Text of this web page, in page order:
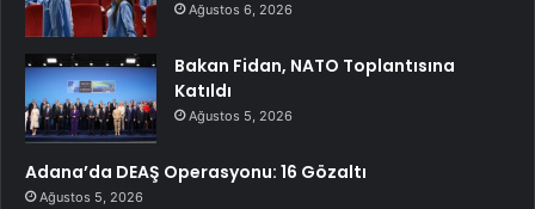
Ağustos 6, 2026
Bakan Fidan, NATO Toplantısına
Katıldı
Ağustos 5, 2026
Adana’da DEAŞ Operasyonu: 16 Gözaltı
Ağustos 5, 2026